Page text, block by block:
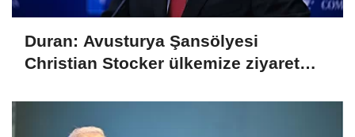
Duran: Avusturya Şansölyesi
Christian Stocker ülkemize ziyaret